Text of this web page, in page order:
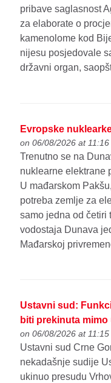
pribave saglasnost
za elaborate o
kamenolome kod
nijesu posjedovale
državni organ,
Evropske
on 06/08/2026 at 11:16
Trenutno se na
nuklearne elektrane
U mađarskom
potreba zemlje za
samo jedna od četiri
vodostaja Dunava
Mađarskoj
Ustavni sud:
biti prekinuta
on 06/08/2026 at 11:15
Ustavni sud Crne
nekadašnje sudije
ukinuo presudu